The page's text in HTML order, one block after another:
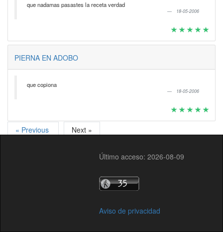
que nadamas pasastes la receta verdad
18-05-2006
PIERNA EN ADOBO
que copiona
18-05-2006
« Previous Next »
Último acceso: 2026-08-09
Aviso de privacidad